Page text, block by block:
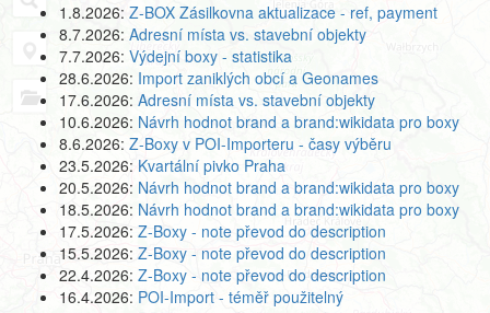
1.8.2026: Z-BOX Zásilkovna aktualizace - ref, payment
8.7.2026: Adresní místa vs. stavební objekty
7.7.2026: Výdejní boxy - statistika
28.6.2026: Import zaniklých obcí a Geonames
17.6.2026: Adresní místa vs. stavební objekty
10.6.2026: Návrh hodnot brand a brand:wikidata pro boxy
8.6.2026: Z-Boxy v POI-Importeru - časy výběru
23.5.2026: Kvartální pivko Praha
20.5.2026: Návrh hodnot brand a brand:wikidata pro boxy
18.5.2026: Návrh hodnot brand a brand:wikidata pro boxy
17.5.2026: Z-Boxy - note převod do description
15.5.2026: Z-Boxy - note převod do description
22.4.2026: Z-Boxy - note převod do description
16.4.2026: POI-Import - téměř použitelný